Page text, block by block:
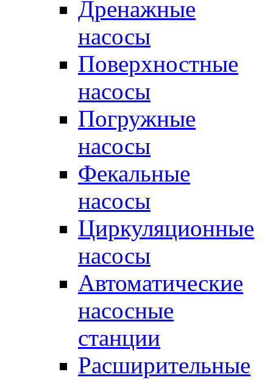
Дренажные
насосы
Поверхностные
насосы
Погружные
насосы
Фекальные
насосы
Циркуляционные
насосы
Автоматические
насосные
станции
Расширительные